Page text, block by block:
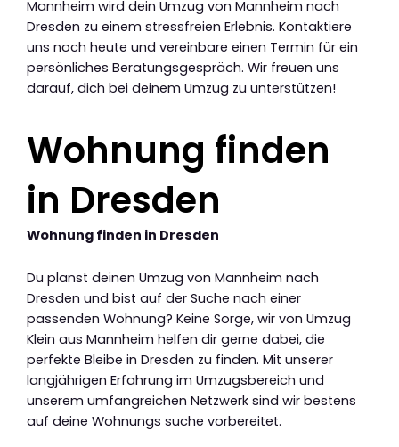
Mannheim wird dein Umzug von Mannheim nach
Dresden zu einem stressfreien Erlebnis. Kontaktiere
uns noch heute und vereinbare einen Termin für ein
persönliches Beratungsgespräch. Wir freuen uns
darauf, dich bei deinem Umzug zu unterstützen!
Wohnung finden
in Dresden
Wohnung finden in Dresden
Du planst deinen Umzug von Mannheim nach
Dresden und bist auf der Suche nach einer
passenden Wohnung? Keine Sorge, wir von Umzug
Klein aus Mannheim helfen dir gerne dabei, die
perfekte Bleibe in Dresden zu finden. Mit unserer
langjährigen Erfahrung im Umzugsbereich und
unserem umfangreichen Netzwerk sind wir bestens
auf deine Wohnungs suche vorbereitet.